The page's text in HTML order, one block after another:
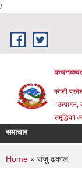
/
कचनकवल
कोशी
समृद्धिको
समाचार
You are
Home » संजु ढकाल